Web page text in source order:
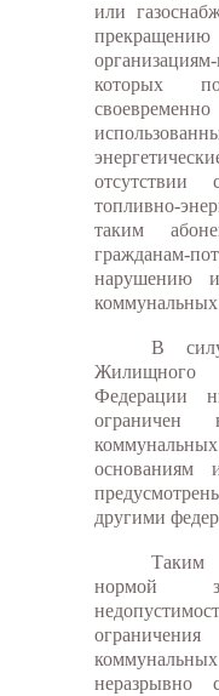
или
которых
отсутствии
топливно-
таким
гражданам-
нарушению
коммунальных
В
Жилищного
Федерации
ограничен
основаниям
другими
Таким
нормой